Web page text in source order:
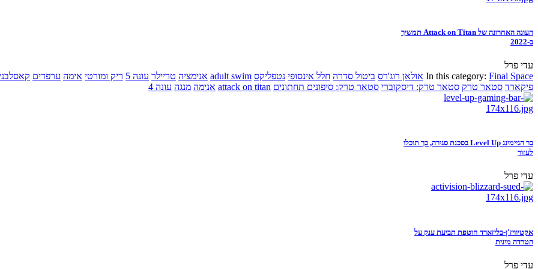
העונה האחרונה של Attack on Titan תמשיך
ב-2022
עדי פרל
In this category: Final Space אולאן רוג'רס ביטול סדרה חלל אינסופי נטפליקס adult swim אנימציה טריילר עונה 5 ריק ומורטי אימה ערפדים
פיקארד סטאר טרק סטאר טרק: דיסקוברי סטאר טרק: סיפונים תחתונים attack on titan אנימה מנגה עונה 4
בר הגיימינג Level Up בסכנת סגירה, כך תוכלו
לעזור
עדי פרל
אקטיוויז'ן-בליזארד חוטפת תביעת ענק על
הטרדה מינית
עדי פרל